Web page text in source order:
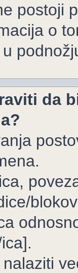
postoji
o
da